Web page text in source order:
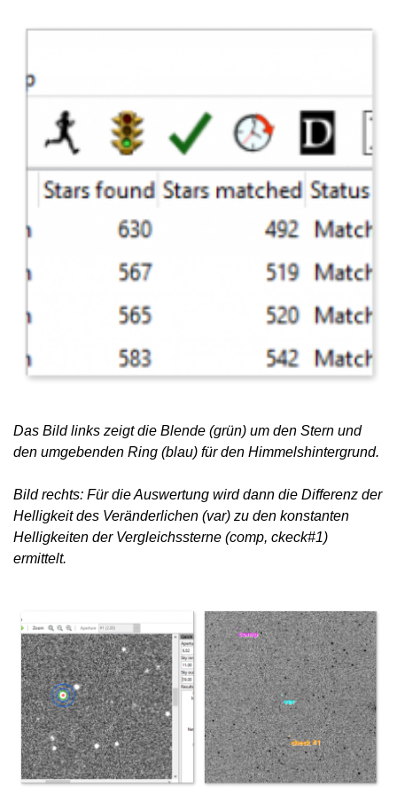
Das Bild links zeigt die Blende (grün) um den Stern und
den umgebenden Ring (blau) für den Himmelshintergrund.
Bild rechts: Für die Auswertung wird dann die Differenz der
Helligkeit des Veränderlichen (var) zu den konstanten
Helligkeiten der Vergleichssterne (comp, ckeck#1)
ermittelt.